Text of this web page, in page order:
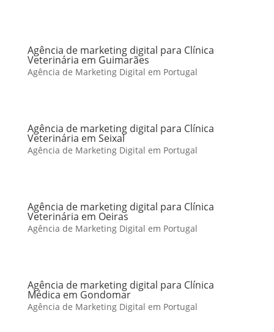
Agência de marketing digital para Clínica
Veterinária em Guimarães
Agência de Marketing Digital em Portugal
Agência de marketing digital para Clínica
Veterinária em Seixal
Agência de Marketing Digital em Portugal
Agência de marketing digital para Clínica
Veterinária em Oeiras
Agência de Marketing Digital em Portugal
Agência de marketing digital para Clínica
Médica em Gondomar
Agência de Marketing Digital em Portugal